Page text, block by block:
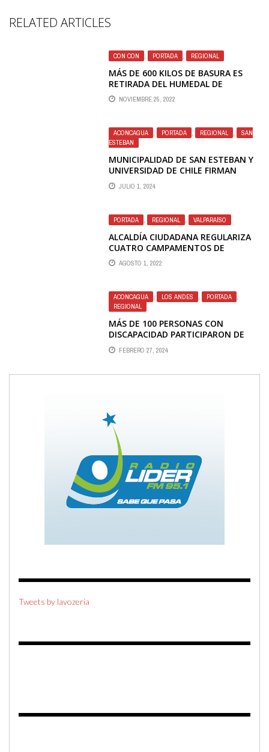
RELATED ARTICLES
CON CON , PORTADA , REGIONAL
MÁS DE 600 KILOS DE BASURA ES
RETIRADA DEL HUMEDAL DE
CONCÓN EN JORNADA DE LIMPIEZA
NOVIEMBRE 25, 2022
ACONCAGUA , PORTADA , REGIONAL ,
SAN
ESTEBAN
MUNICIPALIDAD DE SAN ESTEBAN Y
UNIVERSIDAD DE CHILE FIRMAN
CONVENIO PARA INVESTIGAR “FALLA
DEL CARIÑO BOTADO”
JULIO 1, 2024
PORTADA REGIONAL VALPARAÍSO
ALCALDÍA CIUDADANA REGULARIZA
CUATRO CAMPAMENTOS DE
VALPARAÍSO
AGOSTO 1, 2022
ACONCAGUA , LOS ANDES , PORTADA
,
REGIONAL
MÁS DE 100 PERSONAS CON
DISCAPACIDAD PARTICIPARON DE
TALLES DE HIDROTERAPIA ESTE
VERANO LOS ANDES
FEBRERO 27, 2024
Tweets by lavozeria